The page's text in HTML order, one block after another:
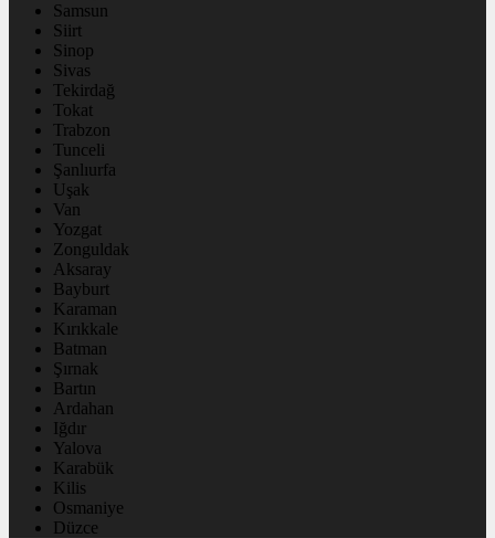
Samsun
Siirt
Sinop
Sivas
Tekirdağ
Tokat
Trabzon
Tunceli
Şanlıurfa
Uşak
Van
Yozgat
Zonguldak
Aksaray
Bayburt
Karaman
Kırıkkale
Batman
Şırnak
Bartın
Ardahan
Iğdır
Yalova
Karabük
Kilis
Osmaniye
Düzce